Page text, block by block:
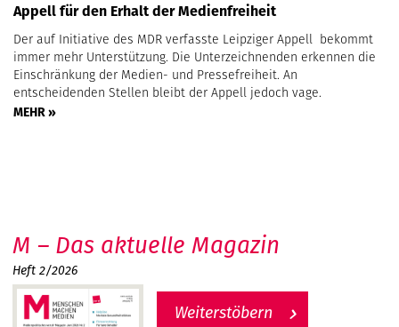
Appell für den Erhalt der Medienfreiheit
Der auf Initiative des MDR verfasste Leipziger Appell bekommt
immer mehr Unterstützung. Die Unterzeichnenden erkennen die
Einschränkung der Medien- und Pressefreiheit. An
entscheidenden Stellen bleibt der Appell jedoch vage.
MEHR »
M – Das aktuelle Magazin
Heft 2/2026
Weiterstöbern